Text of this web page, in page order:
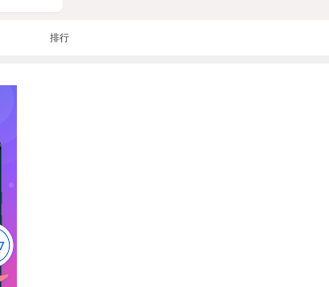
排行